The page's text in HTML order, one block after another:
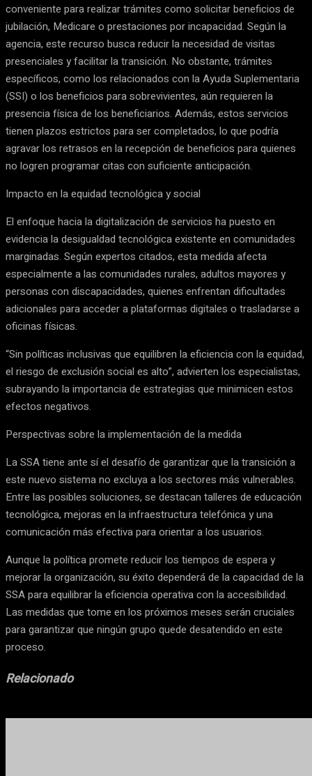
conveniente para realizar trámites como solicitar beneficios de
jubilación, Medicare o prestaciones por incapacidad. Según la
agencia, este recurso busca reducir la necesidad de visitas
presenciales y facilitar la transición. No obstante, trámites
específicos, como los relacionados con la Ayuda Suplementaria
(SSI) o los beneficios para sobrevivientes, aún requieren la
presencia física de los beneficiarios. Además, estos servicios
tienen plazos estrictos para ser completados, lo que podría
agravar los retrasos en la recepción de beneficios para quienes
no logren programar citas con suficiente anticipación.
Impacto en la equidad tecnológica y social
El enfoque hacia la digitalización de servicios ha puesto en
evidencia la desigualdad tecnológica existente en comunidades
marginadas. Según expertos citados, esta medida afecta
especialmente a las comunidades rurales, adultos mayores y
personas con discapacidades, quienes enfrentan dificultades
adicionales para acceder a plataformas digitales o trasladarse a
oficinas físicas.
“Sin políticas inclusivas que equilibren la eficiencia con la equidad,
el riesgo de exclusión social es alto”, advierten los especialistas,
subrayando la importancia de estrategias que minimicen estos
efectos negativos.
Perspectivas sobre la implementación de la medida
La SSA tiene ante sí el desafío de garantizar que la transición a
este nuevo sistema no excluya a los sectores más vulnerables.
Entre las posibles soluciones, se destacan talleres de educación
tecnológica, mejoras en la infraestructura telefónica y una
comunicación más efectiva para orientar a los usuarios.
Aunque la política promete reducir los tiempos de espera y
mejorar la organización, su éxito dependerá de la capacidad de la
SSA para equilibrar la eficiencia operativa con la accesibilidad.
Las medidas que tome en los próximos meses serán cruciales
para garantizar que ningún grupo quede desatendido en este
proceso.
Relacionado